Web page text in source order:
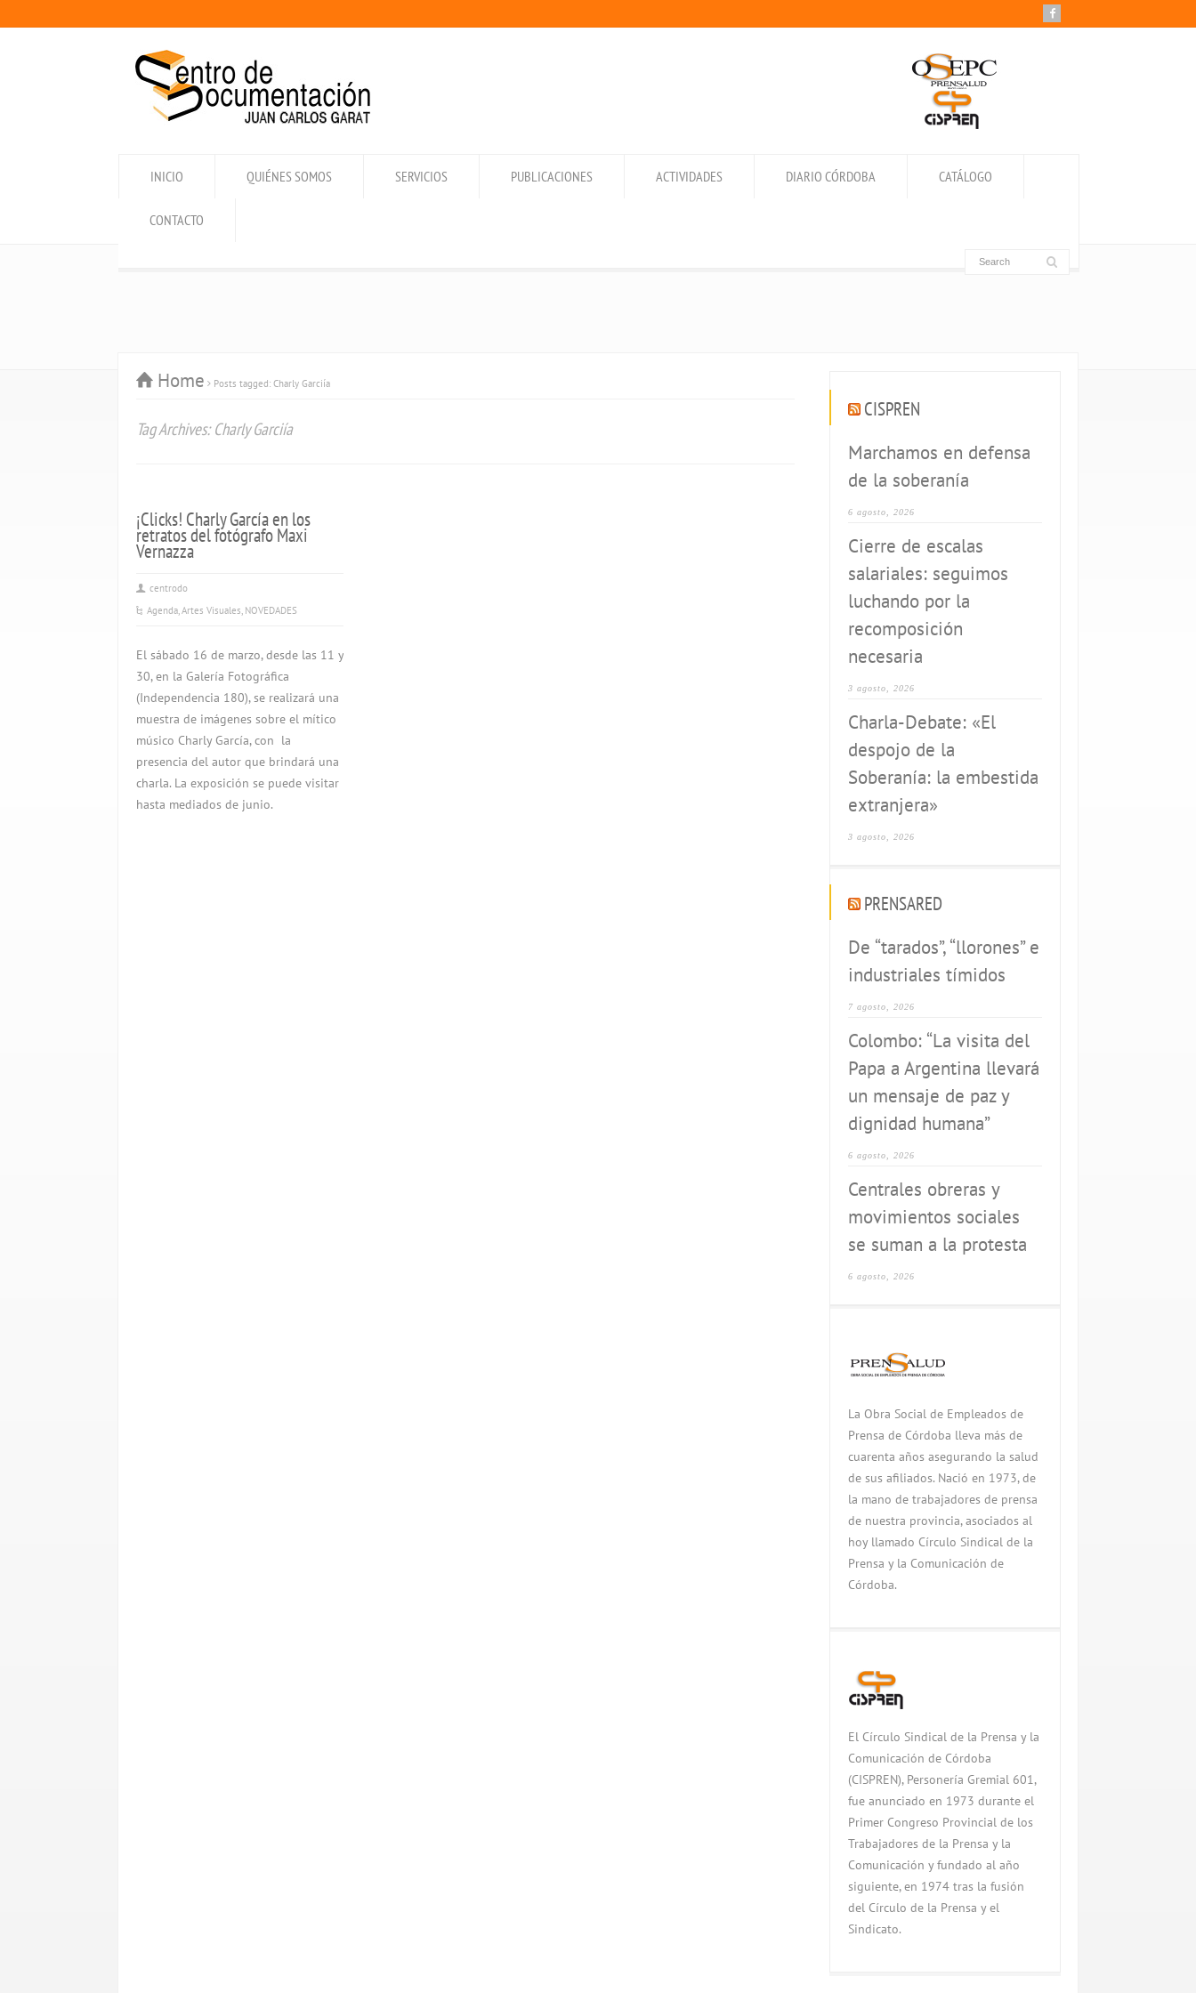
INICIO QUIÉNES SOMOS SERVICIOS PUBLICACIONES ACTIVIDADES DIARIO CÓRDOBA CATÁLOGO
CONTACTO
Home Posts tagged: Charly Garciía
Tag Archives: Charly Garciía
¡Clicks! Charly García en los
retratos del fotógrafo Maxi
Vernazza
centrodo
Agenda,Artes Visuales, NOVEDADES
El sábado 16 de marzo, desde las 11 y
30, en la Galería Fotográfica
(Independencia 180), se realizará una
muestra de imágenes sobre el mítico
músico Charly García, con la
presencia del autor que brindará una
charla. La exposición se puede visitar
hasta mediados de junio.
CISPREN
Marchamos en defensa
de la soberanía
6 agosto, 2026
Cierre de escalas
salariales: seguimos
luchando por la
recomposición
necesaria
3 agosto, 2026
Charla-Debate: «El
despojo de la
Soberanía: la embestida
extranjera»
3 agosto, 2026
PRENSARED
De “tarados”, “llorones” e
industriales tímidos
7 agosto, 2026
Colombo: “La visita del
Papa a Argentina llevará
un mensaje de paz y
dignidad humana”
6 agosto, 2026
Centrales obreras y
movimientos sociales
se suman a la protesta
6 agosto, 2026
La Obra Social de Empleados de
Prensa de Córdoba lleva más de
cuarenta años asegurando la salud
de sus afiliados. Nació en 1973, de
la mano de trabajadores de prensa
de nuestra provincia, asociados al
hoy llamado Círculo Sindical de la
Prensa y la Comunicación de
Córdoba.
El Círculo Sindical de la Prensa y la
Comunicación de Córdoba
(CISPREN), Personería Gremial 601,
fue anunciado en 1973 durante el
Primer Congreso Provincial de los
Trabajadores de la Prensa y la
Comunicación y fundado al año
siguiente, en 1974 tras la fusión
del Círculo de la Prensa y el
Sindicato.